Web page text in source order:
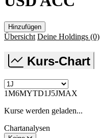
Hinzufügen
Übersicht Deine Holdings (0)
Kurs-Chart
1M6MYTD1J5JMAX
Kurse werden geladen...
Chartanalysen